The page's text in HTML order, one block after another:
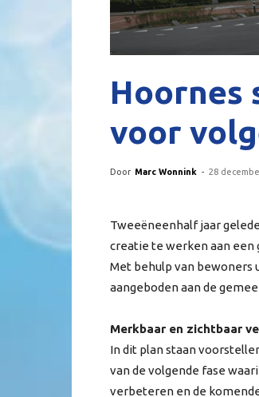
Hoornes
voor
Door Marc Wonnink - 28
Tweeëneenhalf jaar
creatie te werken aan een
Met behulp van bewoners
aangeboden aan de
Merkbaar en zichtbaar
In dit plan staan
van de volgende fase
verbeteren en de